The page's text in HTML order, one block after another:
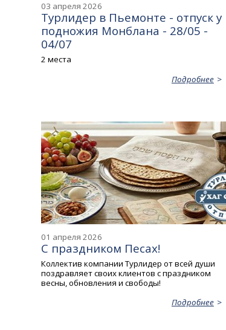
03 апреля 2026
Турлидер в Пьемонте - отпуск у
подножия Монблана - 28/05 -
04/07
2 места
Подробнее
01 апреля 2026
С праздником Песах!
Коллектив компании Турлидер от всей души
поздравляет своих клиентов с праздником
весны, обновления и свободы!
Подробнее